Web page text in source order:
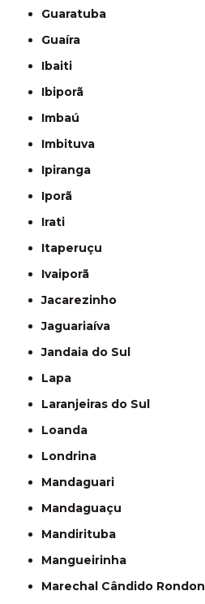
Guaratuba
Guaíra
Ibaiti
Ibiporã
Imbaú
Imbituva
Ipiranga
Iporã
Irati
Itaperuçu
Ivaiporã
Jacarezinho
Jaguariaíva
Jandaia do Sul
Lapa
Laranjeiras do Sul
Loanda
Londrina
Mandaguari
Mandaguaçu
Mandirituba
Mangueirinha
Marechal Cândido Rondon